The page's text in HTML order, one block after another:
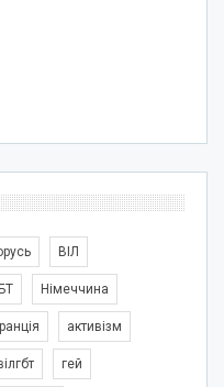
ВІЛ
Німеччина
активізм
гей